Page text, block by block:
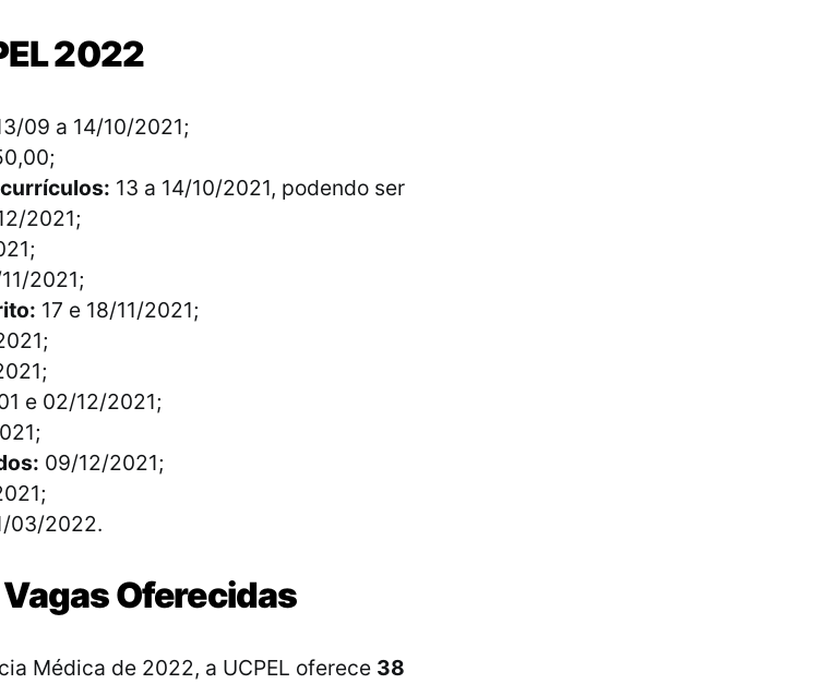
2022
09 a 14/10/2021;
13 a 14/10/2021, podendo ser
2021;
2021;
17 e 18/11/2021;
e 02/12/2021;
09/12/2021;
03/2022.
Oferecidas
Médica de 2022, a UCPEL oferece 38